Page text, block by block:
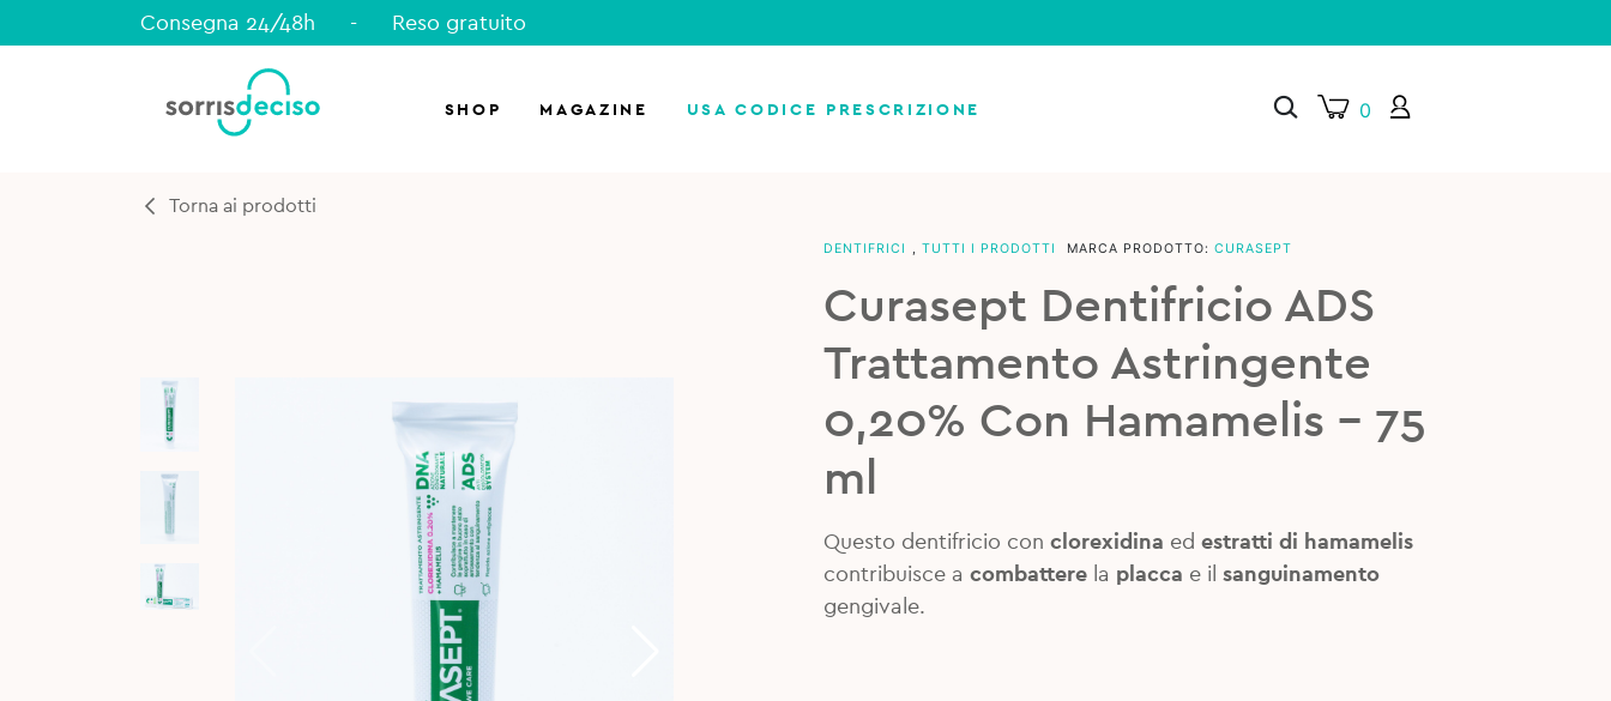
Consegna 24/48h - Reso gratuito
SHOP MAGAZINE USA CODICE PRESCRIZIONE 0
Torna ai prodotti
DENTIFRICI , TUTTI I PRODOTTI MARCA PRODOTTO: CURASEPT
Curasept Dentifricio ADS
Trattamento Astringente
0,20% Con Hamamelis – 75
ml
Questo dentifricio con clorexidina ed estratti di hamamelis
contribuisce a combatterela placca e il sanguinamento
gengivale.